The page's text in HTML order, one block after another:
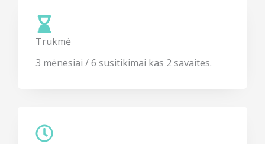
Trukmė
3 mėnesiai / 6 susitikimai kas 2 savaites.